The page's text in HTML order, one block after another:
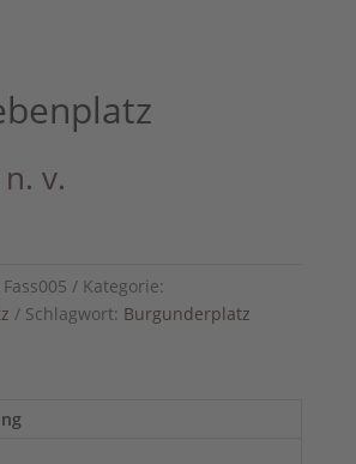
n. v.
Fass005
Kategorie:
Schlagwort: Burgunderplatz